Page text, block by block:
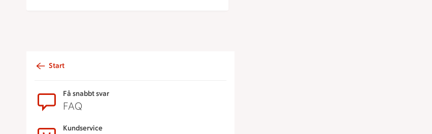
Start
Få snabbt svar
FAQ
Kundservice